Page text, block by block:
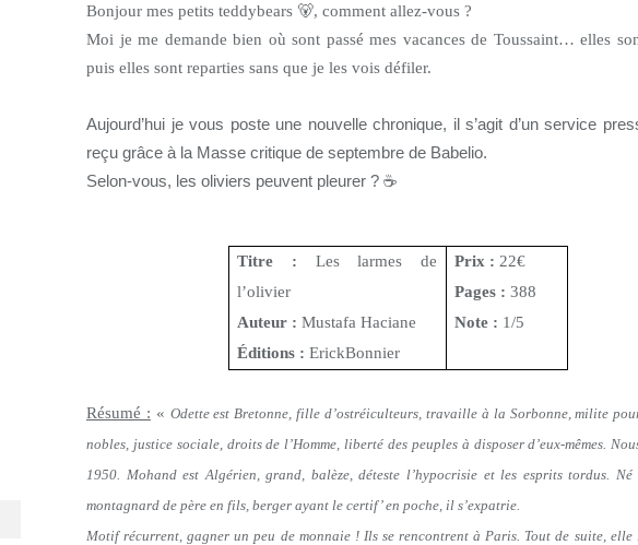
Bonjour mes petits teddybears 🐻, comment allez-vous ?
Moi je me demande bien où sont passé mes vacances de Toussaint… elles
puis elles sont reparties sans que je les vois défiler.
Aujourd’hui je vous poste une nouvelle chronique, il s’agit d’un service
reçu grâce à la Masse critique de septembre de Babelio.
Selon-vous, les oliviers peuvent pleurer ? ☕
Titre : Les larmes de
l’olivier
Auteur : Mustafa Haciane
Éditions : ErickBonnier
Prix : 22€
Pages : 388
Note : 1/5
Résumé : « Odette est Bretonne, fille d’ostréiculteurs, travaille à la Sorbonne, milite
nobles, justice sociale, droits de l’Homme, liberté des peuples à disposer d’eux-mêmes.
1950. Mohand est Algérien, grand, balèze, déteste l’hypocrisie et les esprits tordus.
montagnard de père en fils, berger ayant le certif’ en poche, il s’expatrie.
Motif récurrent, gagner un peu de monnaie ! Ils se rencontrent à Paris. Tout de suite, elle